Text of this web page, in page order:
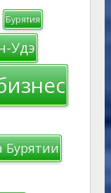
Бурятия
Удэ
Бурятии